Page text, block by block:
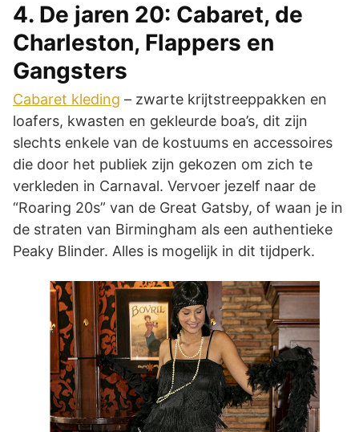
4. De jaren 20: Cabaret, de
Charleston, Flappers en
Gangsters
Cabaret kleding – zwarte krijtstreeppakken en
loafers, kwasten en gekleurde boa’s, dit zijn
slechts enkele van de kostuums en accessoires
die door het publiek zijn gekozen om zich te
verkleden in Carnaval. Vervoer jezelf naar de
“Roaring 20s” van de Great Gatsby, of waan je in
de straten van Birmingham als een authentieke
Peaky Blinder. Alles is mogelijk in dit tijdperk.